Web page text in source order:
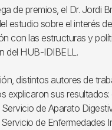
de premios, el Dr. Jordi
estudio sobre el interés
con las estructuras y
del HUB-IDIBELL.
distintos autores de
explicaron sus resultados:
de Aparato
de Enfermedades